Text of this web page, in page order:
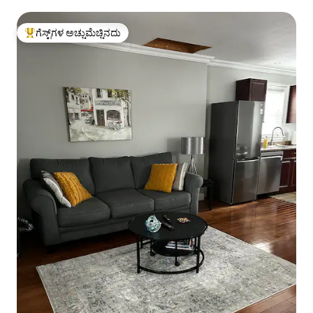
ಗೆಸ್ಟ್‌ಗಳಿಗೆ ಅತಿ ಹೆಚ್ಚು ಅಚ್ಚುಮೆಚ್ಚಿನದು
ಗೆಸ್ಟ್‌ಗಳ ಅಚ್ಚುಮೆಚ್ಚಿನದು